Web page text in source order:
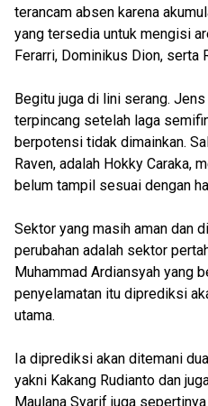
terancam absen karena
yang tersedia untuk mengisi
Ferarri, Dominikus Dion, serta
Begitu juga di lini serang.
terpincang setelah laga
berpotensi tidak dimainkan.
Raven, adalah Hokky Caraka,
belum tampil sesuai dengan
Sektor yang masih aman dan
perubahan adalah sektor
Muhammad Ardiansyah yang
penyelamatan itu diprediksi
utama.
Ia diprediksi akan ditemani
yakni Kakang Rudianto dan
Maulana Syarif juga